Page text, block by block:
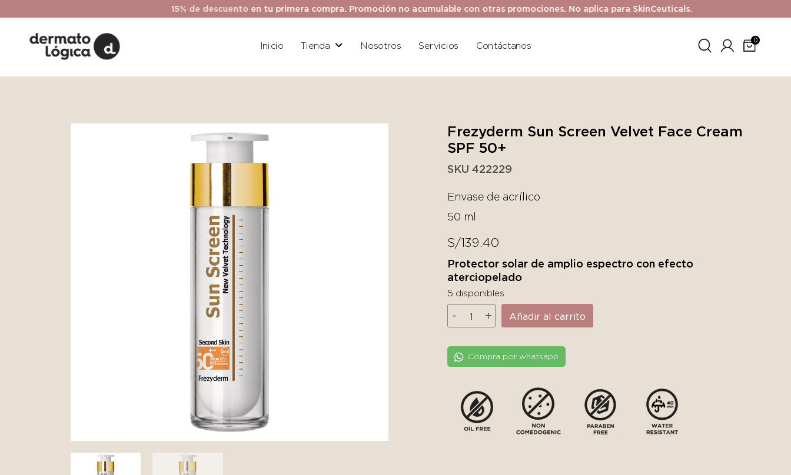
15% de descuentoen tu primera compra. Promoción no acumulable con otras promociones. No aplica para SkinCeuticals.
Inicio Tienda Nosotros Servicios Contáctanos
0
Frezyderm Sun Screen Velvet Face Cream
SPF 50+
SKU 422229
Envase de acrílico
50 ml
S/139.40
Protector solar de amplio espectro con efecto
aterciopelado
5 disponibles
Frezyderm
Sun
Velvet
Face
SPF
50+
cantidad
+
- Añadir al carrito
Compra por whatsapp